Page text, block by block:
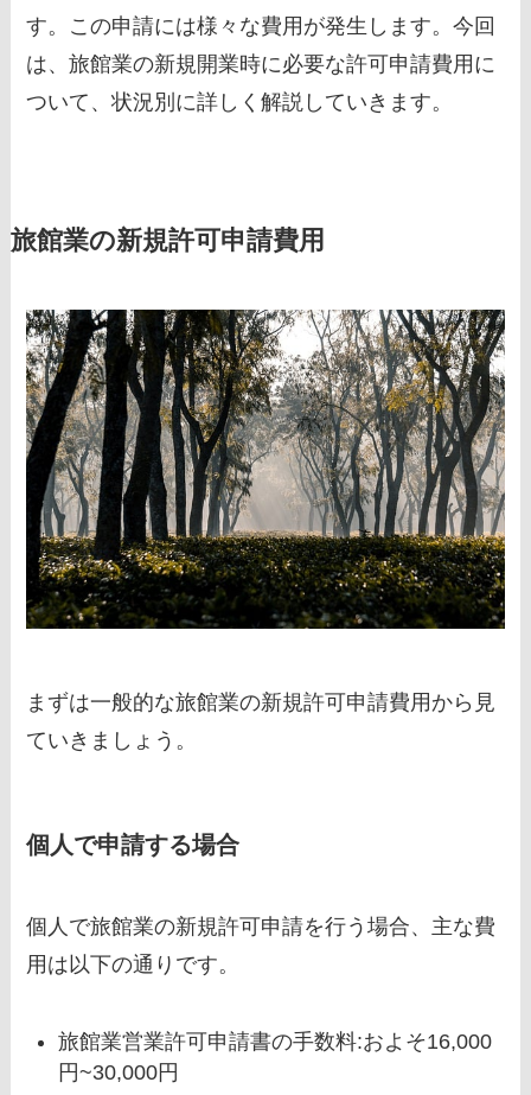
す。この申請には様々な費用が発生します。今回
は、旅館業の新規開業時に必要な許可申請費用に
ついて、状況別に詳しく解説していきます。
旅館業の新規許可申請費用
まずは一般的な旅館業の新規許可申請費用から見
ていきましょう。
個人で申請する場合
個人で旅館業の新規許可申請を行う場合、主な費
用は以下の通りです。
旅館業営業許可申請書の手数料:およそ16,000
円~30,000円